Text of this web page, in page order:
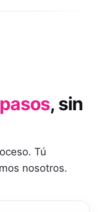
, sin
Tú
nosotros.